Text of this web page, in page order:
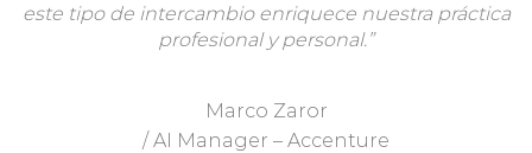
este tipo de intercambio enriquece nuestra práctica
profesional y personal.”
Marco Zaror
/ AI Manager – Accenture